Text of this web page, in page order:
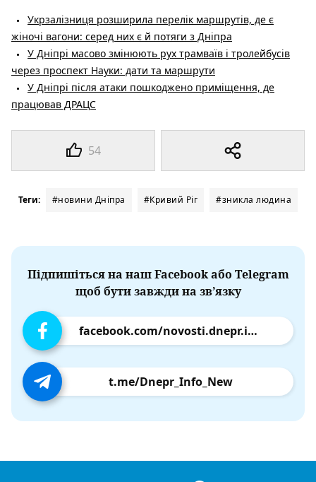
54
Укрзалізниця розширила перелік маршрутів, де є
жіночі вагони: серед них є й потяги з Дніпра
У Дніпрі масово змінюють рух трамваїв і тролейбусів
через проспект Науки: дати та маршрути
У Дніпрі після атаки пошкоджено приміщення, де
працював ДРАЦС
Теги: #новини Дніпра #Кривий Ріг #зникла людина
Підпишіться на наш Facebook або Telegram
щоб бути завжди на зв’язку
facebook.com/novosti.dnepr.info
t.me/Dnepr_Info_New